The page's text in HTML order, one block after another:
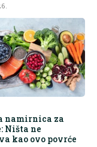
namirnica za
Ništa ne
kao ovo povrće